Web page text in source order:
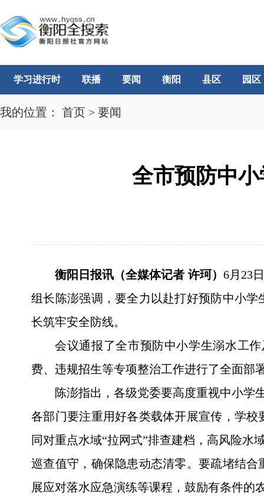
学习进行时 联播 要闻 衡阳 县区 园区
我的位置： 首页 > 要闻
全市预防中
衡阳日报讯（全媒体记者 许珂） 6月23
组长陈澎强调，要全力以赴打好预防中小
长筑牢安全防线。
会议通报了全市预防中小学生溺水工
费、违规招生等专项整治工作进行了全面部
陈澎指出，各级党委要高度重视中小学
各部门要注重用好各类载体开展宣传，学
同对重点水域“拉网式”排查建档，高风险水
巡查值守，确保隐患动态清零。要疏堵结
展应对落水应急演练等课程，鼓励有条件的